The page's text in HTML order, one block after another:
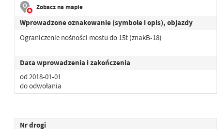
Zobacz na mapie
Wprowadzone oznakowanie (symbole i opis), objazdy
Ograniczenie nośności mostu do 15t (znakB-18)
Data wprowadzenia i zakończenia
od 2018-01-01
do odwołania
Nr drogi